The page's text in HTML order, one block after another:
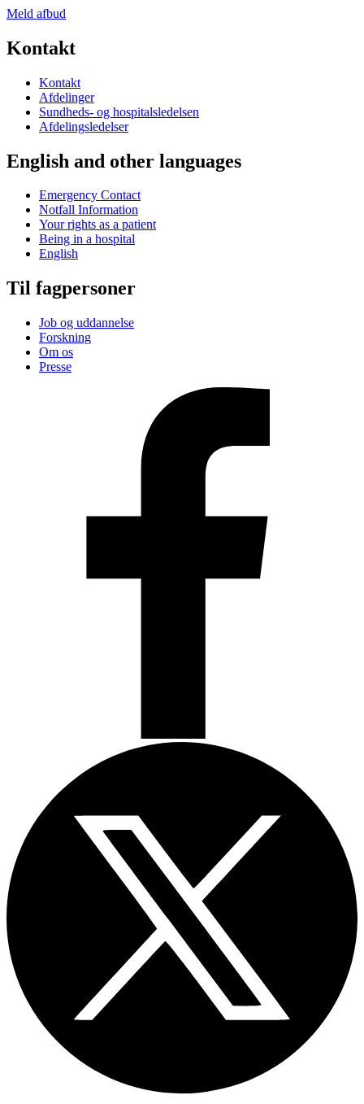
Meld afbud
Kontakt
Kontakt
Afdelinger
Sundheds- og hospitalsledelsen
Afdelingsledelser
English and other languages
Emergency Contact
Notfall Information
Your rights as a patient
Being in a hospital
English
Til fagpersoner
Job og uddannelse
Forskning
Om os
Presse